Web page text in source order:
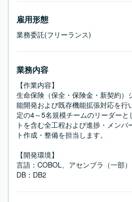
雇用形態
業務委託(フリーランス)
業務内容
【作業内容】
生命保険（保全・保険金・新契約）
能開発および既存機能拡張対応を行
定の4～5名規模チームのリーダーと
トを含む全工程および進捗・メン
ト作成・整備を担当します。
【開発環境】
言語：COBOL、アセンブラ（一部）
DB：DB2